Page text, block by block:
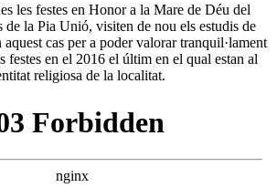
les festes en Honor a la Mare de Déu del
de la Pia Unió, visiten de nou els estudis de
cas per a poder valorar tranquil·lament
festes en el 2016 el últim en el qual estan al
religiosa de la localitat.